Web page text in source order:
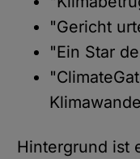
"Gericht
"Ein Star
Hintergrund ist